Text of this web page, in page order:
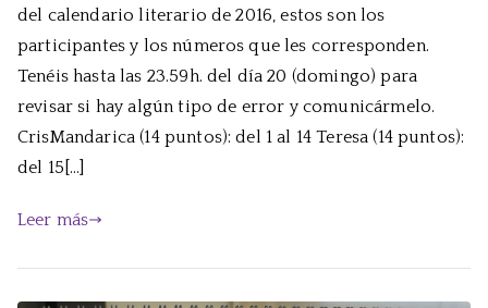
del calendario literario de 2016, estos son los
participantes y los números que les corresponden.
Tenéis hasta las 23.59h. del día 20 (domingo) para
revisar si hay algún tipo de error y comunicármelo.
CrisMandarica (14 puntos): del 1 al 14 Teresa (14 puntos):
del 15[…]
Leer más